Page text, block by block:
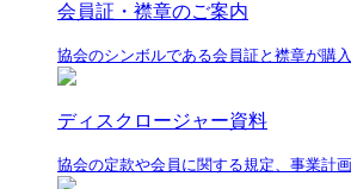
会員証・襟章のご案内
協会のシンボルである会員証と襟章が購
ディスクロージャー資料
協会の定款や会員に関する規定、事業計